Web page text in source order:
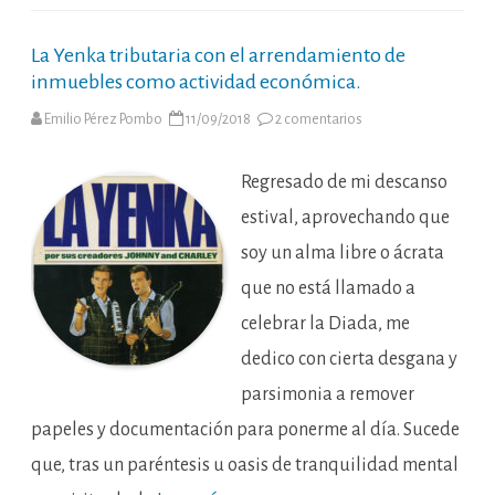
La Yenka tributaria con el arrendamiento de
inmuebles como actividad económica.
Emilio Pérez Pombo 11/09/2018 2 comentarios
con
arrendamiento
de
inmuebles
como
económica.
Regresado de mi descanso
estival, aprovechando que
soy un alma libre o ácrata
que no está llamado a
celebrar la Diada, me
dedico con cierta desgana y
parsimonia a remover
papeles y documentación para ponerme al día. Sucede
que, tras un paréntesis u oasis de tranquilidad mental